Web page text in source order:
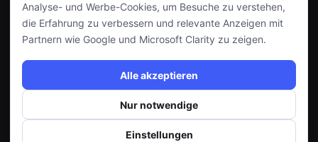
Analyse- und Werbe-Cookies, um Besuche zu verstehen,
die Erfahrung zu verbessern und relevante Anzeigen mit
Partnern wie Google und Microsoft Clarity zu zeigen.
Alle akzeptieren
Nur notwendige
Einstellungen